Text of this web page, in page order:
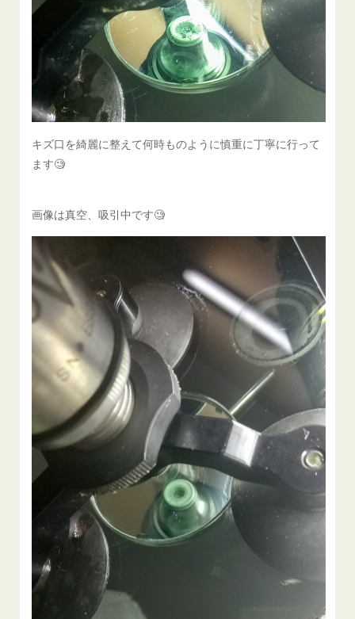
キズ口を綺麗に整えて何時ものように慎重に丁寧に行って
ます🧐
画像は真空、吸引中です🧐